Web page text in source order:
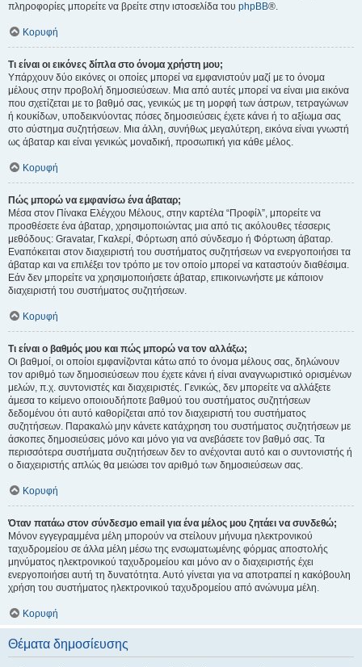
πληροφορίες μπορείτε να βρείτε στην ιστοσελίδα του phpBB®.
Κορυφή
Τι είναι οι εικόνες δίπλα στο όνομα χρήστη μου;
Υπάρχουν δύο εικόνες οι οποίες μπορεί να εμφανιστούν μαζί με το όνομα
μέλους στην προβολή δημοσιεύσεων. Μια από αυτές μπορεί να είναι μια εικόνα
που σχετίζεται με το βαθμό σας, γενικώς με τη μορφή των άστρων, τετραγώνων
ή κουκίδων, υποδεικνύοντας πόσες δημοσιεύσεις έχετε κάνει ή το αξίωμα σας
στο σύστημα συζητήσεων. Μια άλλη, συνήθως μεγαλύτερη, εικόνα είναι γνωστή
ως άβαταρ και είναι γενικώς μοναδική, προσωπική για κάθε μέλος.
Κορυφή
Πώς μπορώ να εμφανίσω ένα άβαταρ;
Μέσα στον Πίνακα Ελέγχου Μέλους, στην καρτέλα “Προφίλ”, μπορείτε να
προσθέσετε ένα άβαταρ, χρησιμοποιώντας μια από τις ακόλουθες τέσσερις
μεθόδους: Gravatar, Γκαλερί, Φόρτωση από σύνδεσμο ή Φόρτωση άβαταρ.
Εναπόκειται στον διαχειριστή του συστήματος συζητήσεων να ενεργοποιήσει τα
άβαταρ και να επιλέξει τον τρόπο με τον οποίο μπορεί να καταστούν διαθέσιμα.
Εάν δεν μπορείτε να χρησιμοποιήσετε άβαταρ, επικοινωνήστε με κάποιον
διαχειριστή του συστήματος συζητήσεων.
Κορυφή
Τι είναι ο βαθμός μου και πώς μπορώ να τον αλλάξω;
Οι βαθμοί, οι οποίοι εμφανίζονται κάτω από το όνομα μέλους σας, δηλώνουν
τον αριθμό των δημοσιεύσεων που έχετε κάνει ή είναι αναγνωριστικό ορισμένων
μελών, π.χ. συντονιστές και διαχειριστές. Γενικώς, δεν μπορείτε να αλλάξετε
άμεσα το κείμενο οποιουδήποτε βαθμού του συστήματος συζητήσεων
δεδομένου ότι αυτό καθορίζεται από τον διαχειριστή του συστήματος
συζητήσεων. Παρακαλώ μην κάνετε κατάχρηση του συστήματος συζητήσεων με
άσκοπες δημοσιεύσεις μόνο και μόνο για να ανεβάσετε τον βαθμό σας. Τα
περισσότερα συστήματα συζητήσεων δεν το ανέχονται αυτό και ο συντονιστής ή
ο διαχειριστής απλώς θα μειώσει τον αριθμό των δημοσιεύσεων σας.
Κορυφή
Όταν πατάω στον σύνδεσμο email για ένα μέλος μου ζητάει να συνδεθώ;
Μόνον εγγεγραμμένα μέλη μπορούν να στείλουν μήνυμα ηλεκτρονικού
ταχυδρομείου σε άλλα μέλη μέσω της ενσωματωμένης φόρμας αποστολής
μηνύματος ηλεκτρονικού ταχυδρομείου και μόνο αν ο διαχειριστής έχει
ενεργοποιήσει αυτή τη δυνατότητα. Αυτό γίνεται για να αποτραπεί η κακόβουλη
χρήση του συστήματος ηλεκτρονικού ταχυδρομείου από ανώνυμα μέλη.
Κορυφή
Θέματα δημοσίευσης